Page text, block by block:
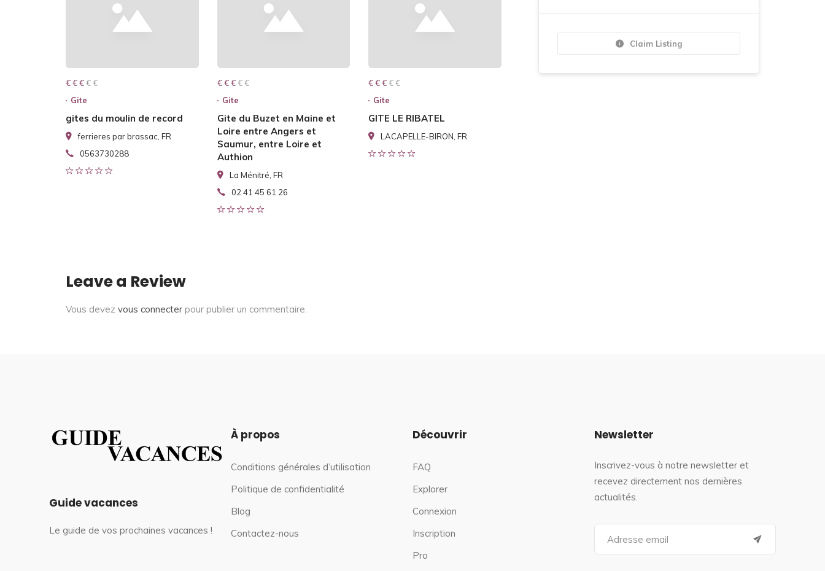
€ € € € €
€ € €
Gite
gites du moulin de record
ferrieres par brassac, FR
0563730288
€ € € € €
€ € €
Gite
Gite du Buzet en Maine et
Loire entre Angers et
Saumur, entre Loire et
Authion
La Ménitré, FR
02 41 45 61 26
€ € € € €
€ € €
Gite
GITE LE RIBATEL
LACAPELLE-BIRON, FR
Leave a Review
Vous devez vous connecter pour publier un commentaire.
Claim Listing
Guide vacances
Le guide de vos prochaines vacances !
À propos
Conditions générales d’utilisation
Politique de confidentialité
Blog
Contactez-nous
Découvrir
FAQ
Explorer
Connexion
Inscription
Pro
Newsletter
Inscrivez-vous à notre newsletter et
recevez directement nos dernières
actualités.
a